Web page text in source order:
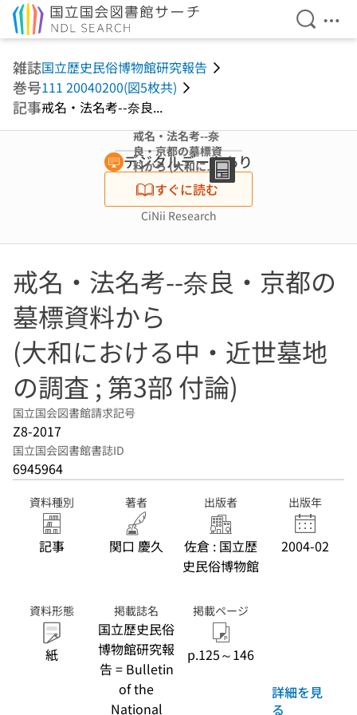
検索を
メ
雑誌国立歴史民俗博物館研究報告
巻号111 20040200(図5枚共)
記事戒名・法名考--奈良...
戒名・法名考--奈
良・京都の墓標資
料から (大和にお
ける中・近世墓地
の調査 ; 第3部 付
論)
デジタルデータあり
すぐに読む
CiNii Research
戒名・法名考--奈良・京都の
墓標資料から
(大和における中・近世墓地
の調査 ; 第3部 付論)
国立国会図書館請求記号
Z8-2017
国立国会図書館書誌ID
6945964
資料種別
記事
著者
関口 慶久
出版者
佐倉 : 国立歴
史民俗博物館
出版年
2004-02
資料形態
紙
掲載誌名
国立歴史民俗
博物館研究報
告 = Bulletin
of the
National
掲載ページ
p.125～146
詳細を見
る